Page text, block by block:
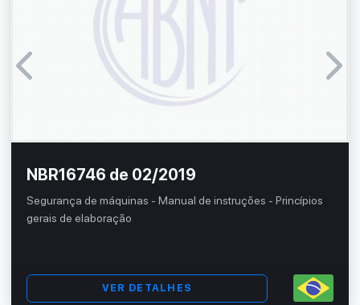
NBR16746 de 02/2019
Segurança de máquinas - Manual de instruções - Princípios
gerais de elaboração
VER DETALHES